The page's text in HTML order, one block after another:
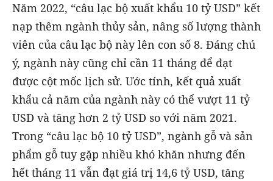
Năm 2022, “câu lạc bộ xuất khẩu 10 tỷ USD” kết
nạp thêm ngành thủy sản, nâng số lượng thành
viên của câu lạc bộ này lên con số 8. Đáng chú
ý, ngành này cũng chỉ cần 11 tháng để đạt
được cột mốc lịch sử. Ước tính, kết quả xuất
khẩu cả năm của ngành này có thể vượt 11 tỷ
USD và tăng hơn 2 tỷ USD so với năm 2021.
Trong “câu lạc bộ 10 tỷ USD”, ngành gỗ và sản
phẩm gỗ tuy gặp nhiều khó khăn nhưng đến
hết tháng 11 vẫn đạt giá trị 14,6 tỷ USD, tăng